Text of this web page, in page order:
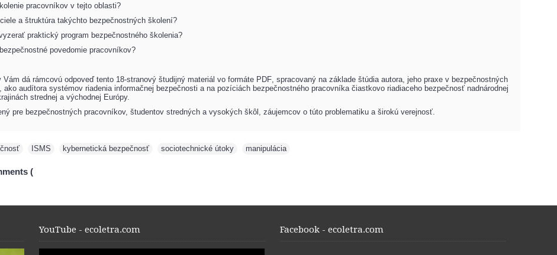
pracovníkov v tejto oblasti?
a štruktúra takýchto bezpečnostných školení?
praktický program bezpečnostného školenia?
povedomie pracovníkov?
Vám dá rámcovú odpoveď tento 18-stranový študijný materiál vo formáte PDF spracovaný na základe štúdia autora, jeho praxe v bezpečnostných
ako audítora systémov riadenia informačnej bezpečnosti a na pozíciách bezpečnostného pracovníka čiastkovo riadiaceho bezpečnosť nadnárodnej
strednej a východnej Európy.
pre bezpečnostných pracovníkov, študentov stredných a vysokých škôl, záujemcov o túto problematiku a širokú verejnosť.
ISMS kybernetická bezpečnosť sociotechnické útoky manipulácia
(
YouTube - ecoletra.com Facebook - ecoletra.com